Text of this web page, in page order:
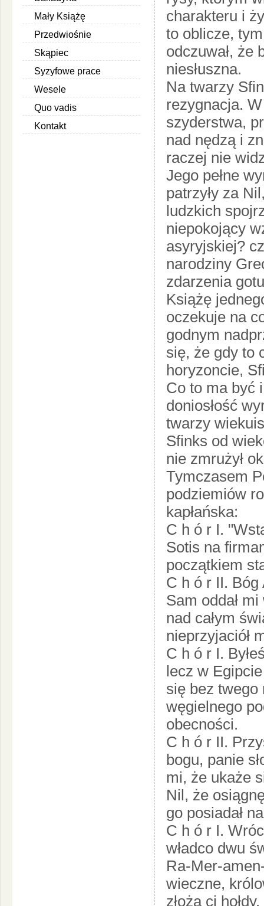
Mały Książę
Przedwiośnie
Skąpiec
Syzyfowe prace
Wesele
Quo vadis
Kontakt
charakteru i
to oblicze,
odczuwał, że
niesłuszna.
Na twarzy
rezygnacja.
szyderstwa,
nad nędzą i
raczej nie
Jego pełne
patrzyły za
ludzkich
niepokojący
asyryjskiej?
narodziny
zdarzenia
Książę
oczekuje na
godnym
się, że gdy to
horyzoncie,
Co to ma być
doniosłość
twarzy
Sfinks od
nie zmrużył
Tymczasem
podziemiów
kapłańska:
C h ó r I.
Sotis na
początkiem
C h ó r II. Bóg
Sam oddał
nad całym
nieprzyjaciół
C h ó r I.
lecz w
się bez twego
węgielnego
obecności.
C h ó r II.
bogu, panie
mi, że ukaże
Nil, że
go posiadał
C h ó r I.
władco dwu
Ra-Mer-
wieczne,
złożą ci hołdy.